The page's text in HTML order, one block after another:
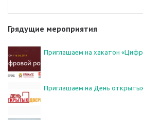
Грядущие мероприятия
Приглашаем на хакатон
Приглашаем на День